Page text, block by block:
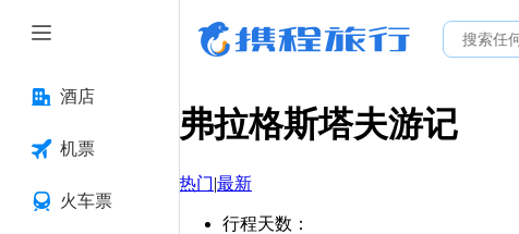
酒店
机票
火车票
弗拉格斯塔夫游记
热门|最新
行程天数 ：